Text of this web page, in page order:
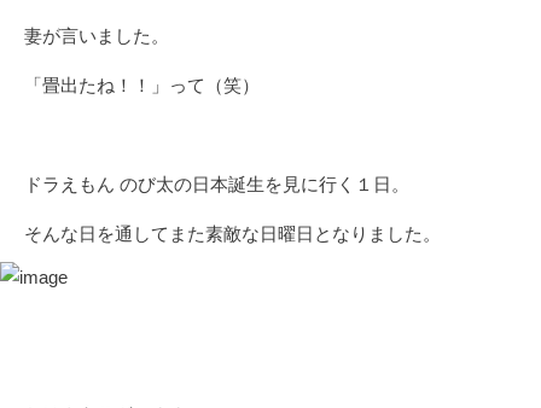
妻が言いました。
「畳出たね！！」って（笑）
ドラえもん のび太の日本誕生を見に行く１日。
そんな日を通してまた素敵な日曜日となりました。